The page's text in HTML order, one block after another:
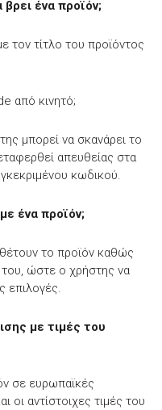
ένα προϊόν;
τον τίτλο του προϊόντος
από κινητό;
μπορεί να σκανάρει το
απευθείας στα
κωδικού.
ένα προϊόν;
το προϊόν καθώς
του, ώστε ο χρήστης να
επιλογές.
με τιμές του
σε ευρωπαϊκές
οι αντίστοιχες τιμές του